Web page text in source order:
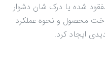
شده یا درک شان دشوار
محصول و نحوه عملکرد
ایجاد کرد.